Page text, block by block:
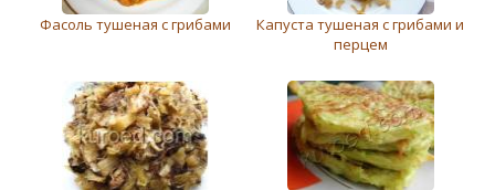
Фасоль тушеная с грибами
Капуста тушеная с грибами и
перцем